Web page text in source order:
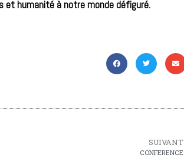
et humanité à notre monde défiguré.
SUIVANT
CONFERENCE